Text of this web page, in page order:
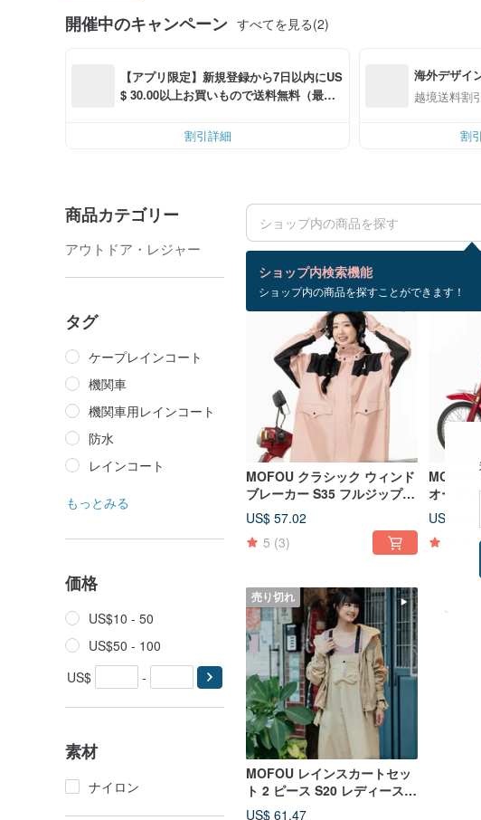
開催中のキャンペーン すべてを見る(2)
【アプリ限定】新規登録から7日以内にUS
$ 30.00以上お買いもので送料無料（最大U
割引詳細
海外デザイ
越境送料割
割
商品カテゴリー
アウトドア・レジャー
タグ
ケープレインコート
機関車
機関車用レインコート
防水
レインコート
もっとみる
価格
US$10 - 50
US$50 - 100
US$
-
素材
ナイロン
ショップ内検索機能
ショップ内の商品を探すことができます！
検索結果：6 件
MOFOU クラシック ウィンド
ブレーカー S35 フルジップ
防水 レインコート 豪雨対策
自転車通勤対応
US$ 57.02
5 (3)
MOFOU
オープ
ンコート
通勤・
US$ 57.02
売り切れ
MOFOU レインスカートセッ
ト 2 ピース S20 レディース
レインコート レインスカート
US$ 61.47